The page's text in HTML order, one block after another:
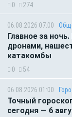
0 274
06.08.2026 07:00
Главное за
дронами,
катакомбы
0 54
06.08.2026 01:00
Точный
сегодня — 6